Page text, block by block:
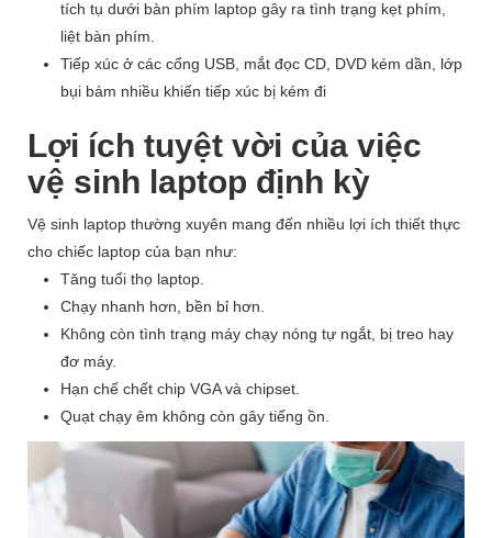
tích tụ dưới bàn phím laptop gây ra tình trạng kẹt phím,
liệt bàn phím.
Tiếp xúc ở các cổng USB, mắt đọc CD, DVD kém dần, lớp
bụi bám nhiều khiến tiếp xúc bị kém đi
Lợi ích tuyệt vời của việc
vệ sinh laptop định kỳ
Vệ sinh laptop thường xuyên mang đến nhiều lợi ích thiết thực
cho chiếc laptop của bạn như:
Tăng tuổi thọ laptop.
Chạy nhanh hơn, bền bỉ hơn.
Không còn tình trạng máy chạy nóng tự ngắt, bị treo hay
đơ máy.
Hạn chế chết chip VGA và chipset.
Quạt chạy êm không còn gây tiếng ồn.